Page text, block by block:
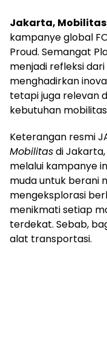
Jakarta, Mobilitas
kampanye global
Proud. Semangat
menjadi refleksi
menghadirkan
tetapi juga relevan
kebutuhan
Keterangan resmi
Mobilitasdi
melalui kampanye
muda untuk berani
mengeksplorasi
menikmati setiap
terdekat. Sebab,
alat transportasi.